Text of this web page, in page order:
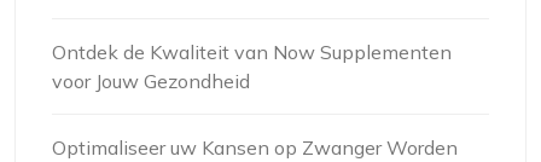
Ontdek de Kwaliteit van Now Supplementen
voor Jouw Gezondheid
Optimaliseer uw Kansen op Zwanger Worden